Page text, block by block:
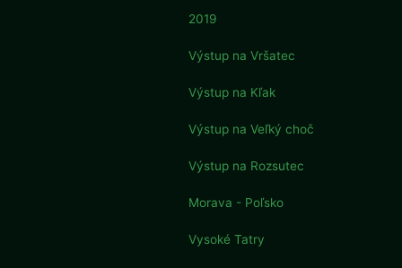
2019
Výstup na Vršatec
Výstup na Kľak
Výstup na Veľký choč
Výstup na Rozsutec
Morava - Poľsko
Vysoké Tatry